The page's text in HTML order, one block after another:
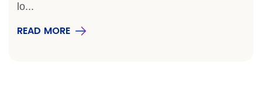
lo...
READ MORE